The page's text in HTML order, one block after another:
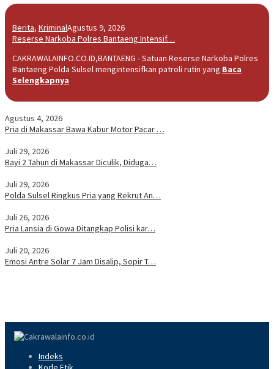
Berita, KriminalAgustus 9, 2026
Reserse Narkoba Polres Bantaeng Intensif…
CAKRAWALAINFO.CO.ID,BANTAENG - Satuan Reserse Narkoba Polres
Bantaeng Polda Sulsel mengintensifkan patroli rutin yang Baca
Selengkapnya
Agustus 4, 2026
Pria di Makassar Bawa Kabur Motor Pacar …
Juli 29, 2026
Bayi 2 Tahun di Makassar Diculik, Diduga…
Juli 29, 2026
Polda Sulsel Ringkus Pria yang Rekrut An…
Juli 26, 2026
Pria Lansia di Gowa Ditangkap Polisi kar…
Juli 20, 2026
Emosi Antre Solar 7 Jam Disalip, Sopir T…
Indeks